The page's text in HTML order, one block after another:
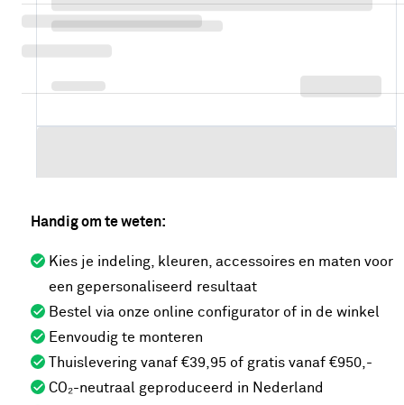
Handig om te weten:
Kies je indeling, kleuren, accessoires en maten voor
een gepersonaliseerd resultaat
Bestel via onze online configurator of in de winkel
Eenvoudig te monteren
Thuislevering vanaf €39,95 of gratis vanaf €950,-
CO₂-neutraal geproduceerd in Nederland